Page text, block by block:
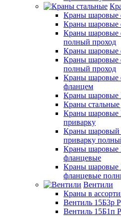
Краны шаровые
Краны шаровые
Краны шаровые
полный проход
Краны шаровые
Краны шаровые
полный проход
Краны шаровые
фланцем
Краны шаровые
Краны
Краны
приварку
Краны
приварку
Краны
фланцевые
Краны шаровые
фланцевые
Вентили
Краны в
Вентиль 15Б3р
Вентиль 15Б1п